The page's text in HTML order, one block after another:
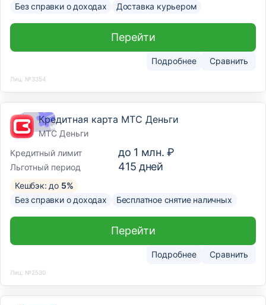
Без справки о доходах Доставка курьером
Подробнее Сравнить
Перейти
Лиц. №3354
Кредитная карта МТС Деньги
МТС Деньги
Кредитный лимит
до 1 млн. ₽
Льготный период 415 дней
Кешбэк: до 5%
Без справки о доходах
Бесплатное снятие наличных
Подробнее Сравнить
Перейти
Лиц. №2530